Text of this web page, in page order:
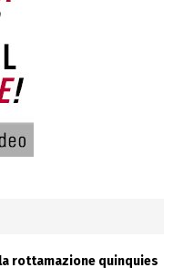
rottamazione quinquies